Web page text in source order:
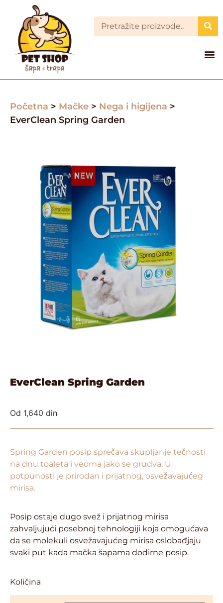
Početna > Mačke > Nega i higijena >
EverClean Spring Garden
EverClean Spring Garden
Od 1,640 din
Spring Garden posip sprečava skupljanje tečnosti
na dnu toaleta i veoma jako se grudva. U
potpunosti je prirodan i prijatnog, osvežavajućeg
mirisa.
Posip ostaje dugo svež i prijatnog mirisa
zahvaljujući posebnoj tehnologiji koja omogućava
da se molekuli osvežavajućeg mirisa oslobađjaju
svaki put kada mačka šapama dodirne posip.
Količina